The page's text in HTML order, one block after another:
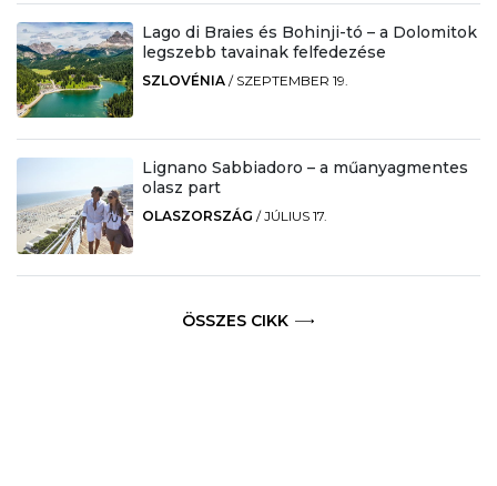
Lago di Braies és Bohinji-tó – a Dolomitok
legszebb tavainak felfedezése
SZLOVÉNIA / SZEPTEMBER 19.
Lignano Sabbiadoro – a műanyagmentes
olasz part
OLASZORSZÁG /JÚLIUS 17.
ÖSSZES CIKK